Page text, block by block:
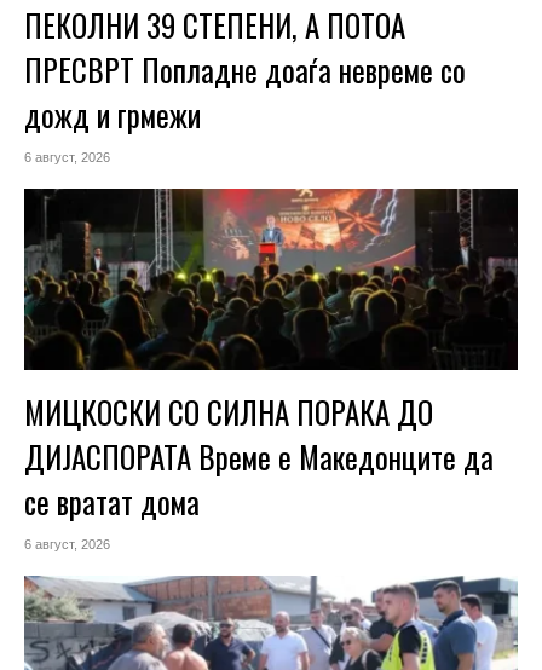
ПЕКОЛНИ 39 СТЕПЕНИ, А ПОТОА
ПРЕСВРТ Попладне доаѓа невреме со
дожд и грмежи
6 август, 2026
МИЦКОСКИ СО СИЛНА ПОРАКА ДО
ДИЈАСПОРАТА Време е Македонците да
се вратат дома
6 август, 2026